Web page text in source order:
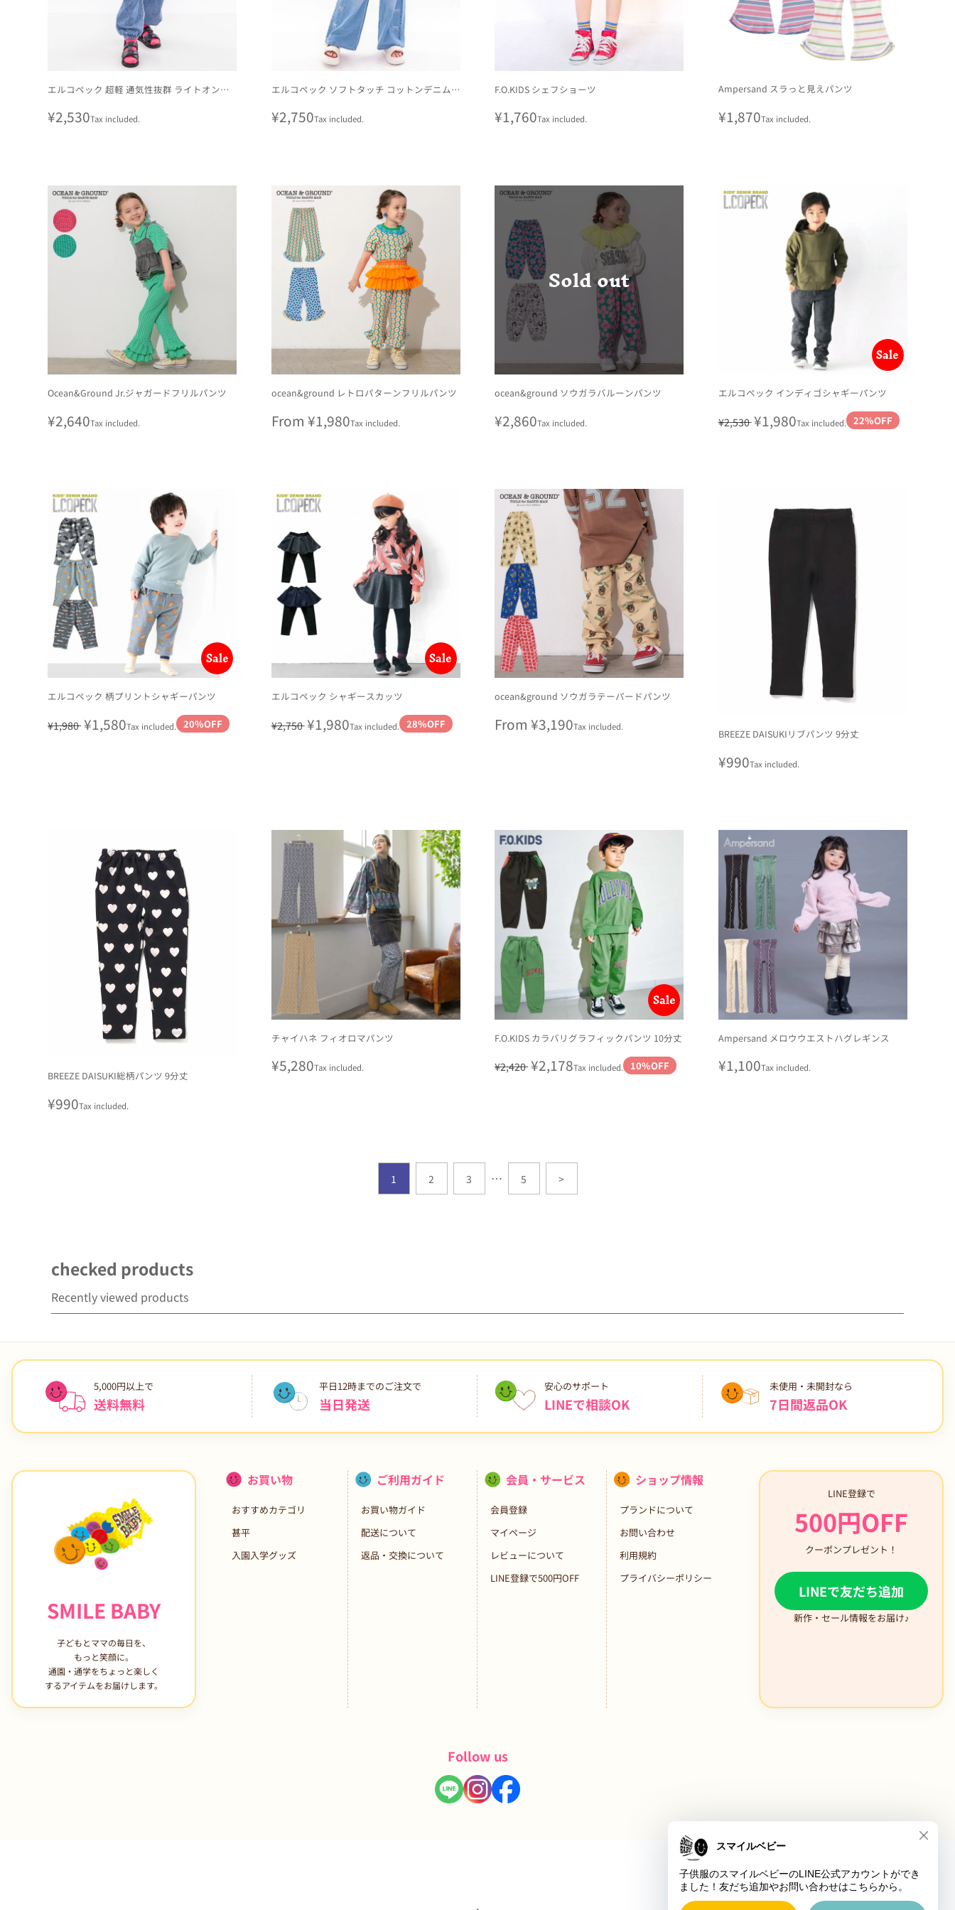
エルコペック 超軽 通気性抜群 ライトオンス
Regular
¥2,530Tax included.
エルコペック ソフトタッチ コットンデニム
Regular
¥2,750Tax included.
F.O.KIDS シェフショーツ
Regular
¥1,760Tax included.
Ampersand スラっと見えパンツ
Regular
¥1,870Tax included.
Ocean&Ground Jr.ジャガードフリルパンツ
Regular
¥2,640Tax included.
ocean&ground レトロパターンフリルパンツ
Regular
From ¥1,980Tax included.
Sold out
ocean&ground ソウガラバルーンパンツ
Regular
¥2,860Tax included.
Sale
エルコペック インディゴシャギーパンツ
Regular
¥2,530Sale
¥1,980Tax included. 22%OFF
Sale
エルコペック 柄プリントシャギーパンツ
Regular
¥1,980Sale
¥1,580Tax included. 20%OFF
Sale
エルコペック シャギースカッツ
Regular
¥2,750Sale
¥1,980Tax included. 28%OFF
ocean&ground ソウガラテーパードパンツ
Regular
From ¥3,190Tax included.
BREEZE DAISUKIリブパンツ 9分丈
Regular
¥990Tax included.
BREEZE DAISUKI総柄パンツ 9分丈
Regular
¥990Tax included.
チャイハネ フィオロマパンツ
Regular
¥5,280Tax included.
Sale
F.O.KIDS カラバリグラフィックパンツ 10分丈
Regular
¥2,420Sale
¥2,178Tax included. 10%OFF
Ampersand メロウウエストハグレギンス
Regular
¥1,100Tax included.
1 2 3 … 5 >
checked products
Recently viewed products
5,000円以上で
送料無料
平日12時までのご注文で
当日発送
安心のサポート
LINEで相談OK
未使用・未開封なら
7日間返品OK
SMILE BABY
子どもとママの毎日を、
もっと笑顔に。
通園・通学をちょっと楽しく
するアイテムをお届けします。
お買い物
おすすめカテゴリ
甚平
入園入学グッズ
ご利用ガイド
お買い物ガイド
配送について
返品・交換について
会員・サービス
会員登録
マイページ
レビューについて
LINE登録で500円OFF
ショップ情報
プランドについて
お問い合わせ
利用規約
プライバシーポリシー
LINE登録で
500円OFF
クーポンプレゼント！
LINEで友だち追加
新作・セール情報をお届け♪
Follow us